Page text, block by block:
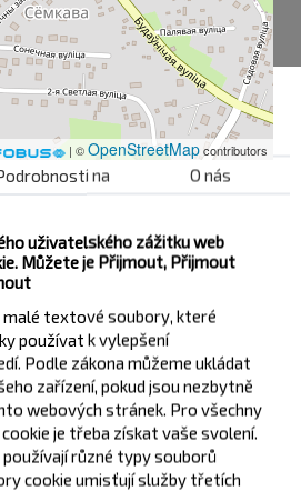
| ©OpenStreetMapcontributors
na O nás
uživatelského zážitku web
Můžete je Přijmout, Přijmout
malé textové soubory, které
používat k vylepšení
Podle zákona můžeme ukládat
zařízení, pokud jsou nezbytně
webových stránek. Pro všechny
je třeba získat vaše svolení.
různé typy souborů
cookie umisťují služby třetích